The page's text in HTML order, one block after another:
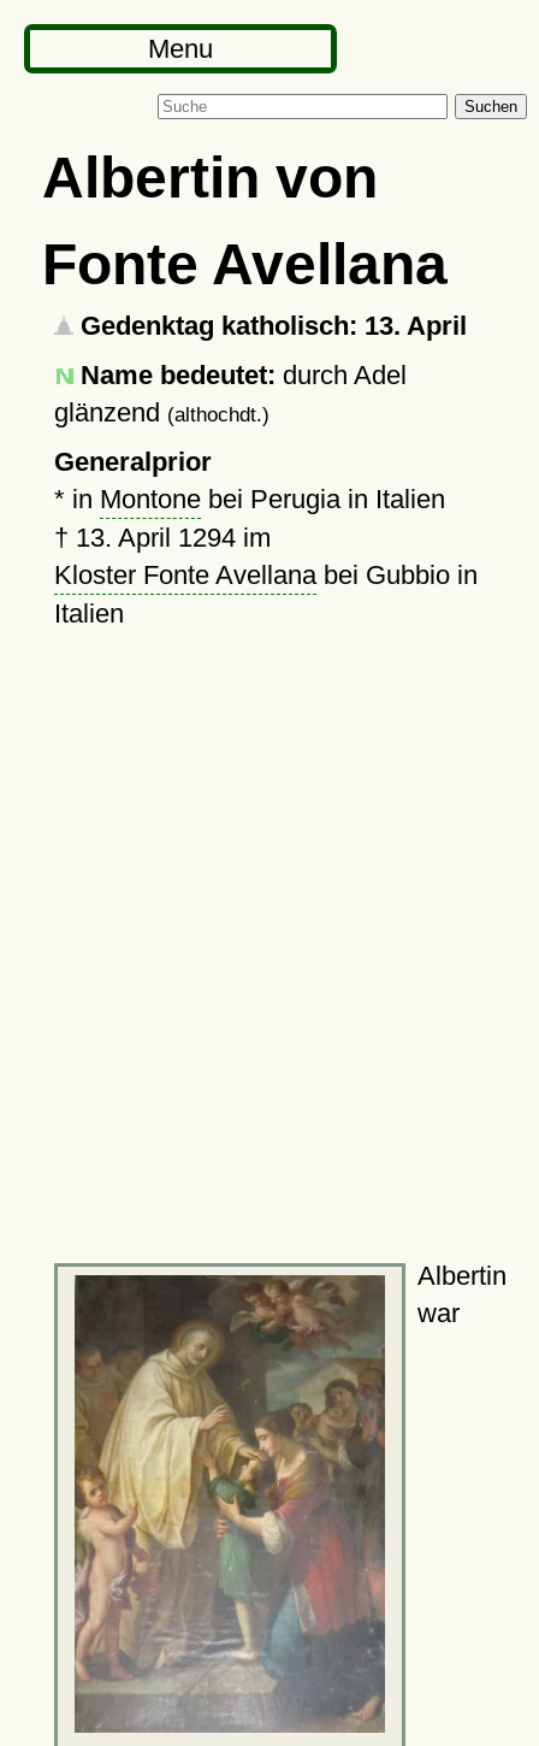
Menu
Suchen
Albertin von
Fonte Avellana
Gedenktag katholisch: 13. April
Name bedeutet: durch Adel
glänzend (althochdt.)
Generalprior
* in Montonebei Perugia in Italien
† 13. April 1294im
Kloster Fonte Avellanabei Gubbio in
Italien
Albertin
war